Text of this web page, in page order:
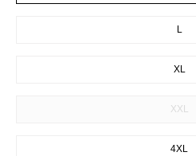
L
XL
XXL
4XL